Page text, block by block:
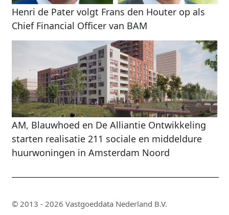
Henri de Pater volgt Frans den Houter op als
Chief Financial Officer van BAM
AM, Blauwhoed en De Alliantie Ontwikkeling
starten realisatie 211 sociale en middeldure
huurwoningen in Amsterdam Noord
© 2013 - 2026 Vastgoeddata Nederland B.V.